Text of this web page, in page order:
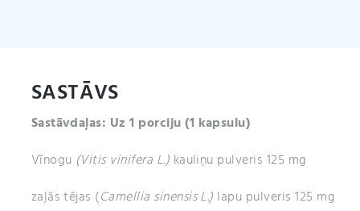
SASTĀVS
Sastāvdaļas: Uz 1 porciju (1 kapsulu)
Vīnogu (Vitis vinifera L.) kauliņu pulveris 125 mg
zaļās tējas (Camellia sinensis L.) lapu pulveris 125 mg